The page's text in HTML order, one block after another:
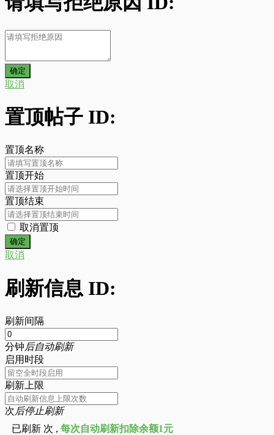
取消
置顶帖子 ID:
置顶名称
置顶开始
置顶结束
取消置顶
取消
刷新信息 ID:
刷新间隔
分钟 后自动刷新
启用时段
刷新上限
次 后停止刷新
已刷新 次 ,每次自动刷新扣除余额1元